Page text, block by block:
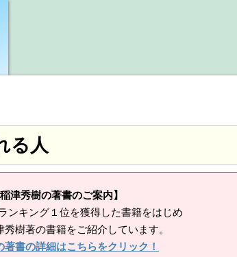
る人
稲津秀樹の著書のご案内】
ンキング１位を獲得した書籍をはじめ
秀樹著の書籍をご紹介しています。
著書の詳細はこちらをクリック！